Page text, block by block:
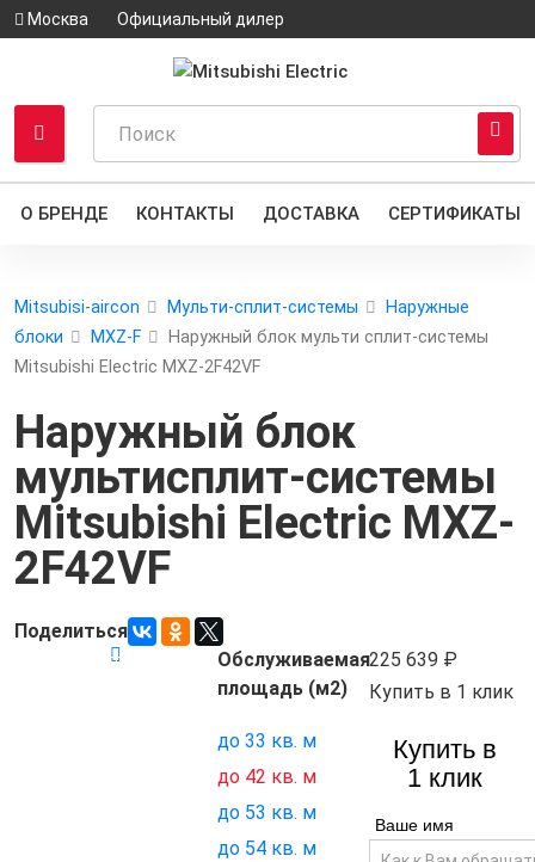
Москва Официальный дилер
О БРЕНДЕ КОНТАКТЫ ДОСТАВКА СЕРТИФИКАТЫ
Mitsubisi-aircon Мульти-сплит-системы
Наружные
блоки
MXZ-F
Наружный блок мульти сплит-системы
Mitsubishi Electric MXZ-2F42VF
Наружный блок
мультисплит-системы
Mitsubishi Electric MXZ-
2F42VF
Поделиться
Код товара:
225 639
Купить в 1 клик
Купить в
1 клик
Ваше имя
Обслуживаемая
площадь (м2)
до 33 кв. м
до 42 кв. м
до 53 кв. м
до 54 кв. м